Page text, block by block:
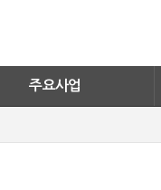
주요사업